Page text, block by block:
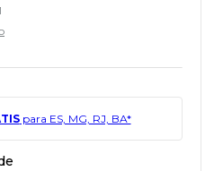
para ES, MG, RJ, BA*